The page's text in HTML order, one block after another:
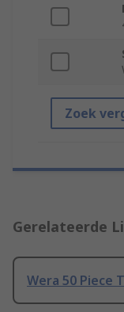
Zoek
Gerelateerde
Wera 50 Piece